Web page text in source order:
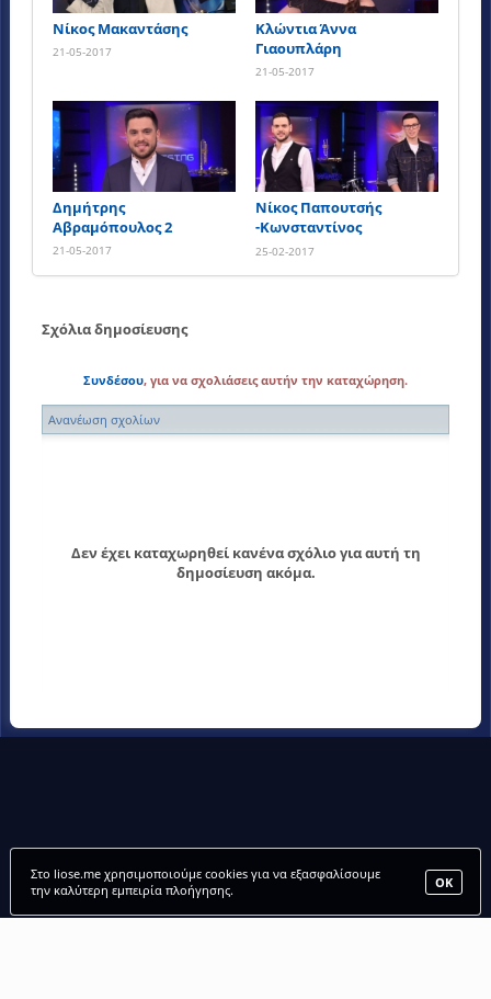
Νίκος Μακαντάσης
21-05-2017
Κλώντια Άννα
Γιαουπλάρη
21-05-2017
Δημήτρης
Αβραμόπουλος 2
21-05-2017
Νίκος Παπουτσής
-Κωνσταντίνος
Σικωτάκης
25-02-2017
Σχόλια δημοσίευσης
Συνδέσου, για να σχολιάσεις αυτήν την καταχώρηση.
Ανανέωση σχολίων
Δεν έχει καταχωρηθεί κανένα σχόλιο για αυτή τη
δημοσίευση ακόμα.
ΟΚ
Στο liose.me χρησιμοποιούμε cookies για να εξασφαλίσουμε
την καλύτερη εμπειρία πλοήγησης.